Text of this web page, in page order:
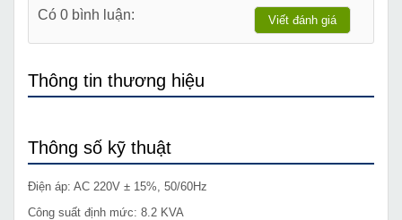
Có 0 bình luận: Viết đánh giá
Thông tin thương hiệu
Thông số kỹ thuật
Điện áp: AC 220V ± 15%, 50/60Hz
Công suất định mức: 8.2 KVA